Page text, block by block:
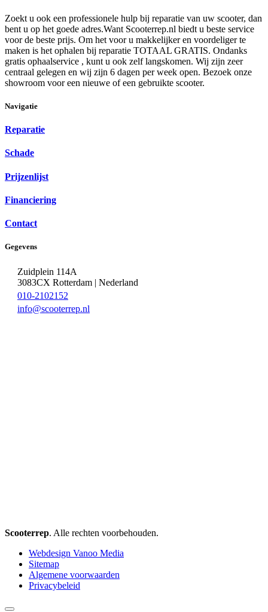
Zoekt u ook een professionele hulp bij reparatie van uw scooter, dan
bent u op het goede adres.Want Scooterrep.nl biedt u beste service
voor de beste prijs. Om het voor u makkelijker en voordeliger te
maken is het ophalen bij reparatie TOTAAL GRATIS. Ondanks
gratis ophaalservice , kunt u ook zelf langskomen. Wij zijn zeer
centraal gelegen en wij zijn 6 dagen per week open. Bezoek onze
showroom voor een nieuwe of een gebruikte scooter.
Navigatie
Reparatie
Schade
Prijzenlijst
Financiering
Contact
Gegevens
Zuidplein 114A
3083CX Rotterdam | Nederland
010-2102152
info@scooterrep.nl
Scooterrep. Alle rechten voorbehouden.
Webdesign Vanoo Media
Sitemap
Algemene voorwaarden
Privacybeleid